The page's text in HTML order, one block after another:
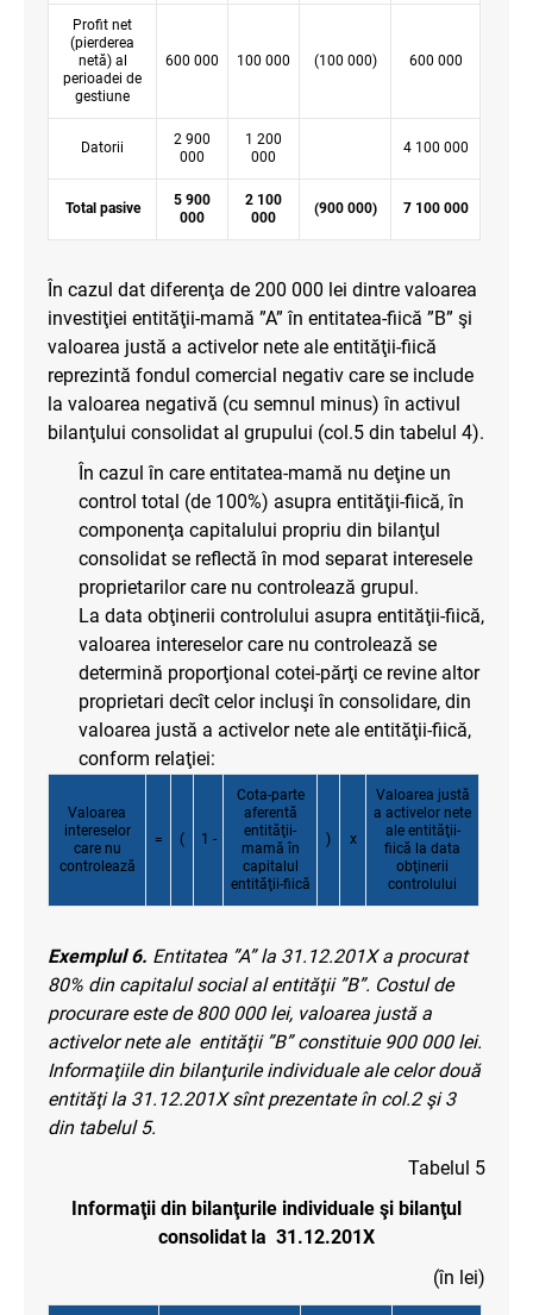
Profit net
(pierderea
netă) al
perioadei de
gestiune
600 000 100 000 (100 000) 600 000
Datorii
2 900
000
1 200
000
4 100 000
Total pasive
5 900
000
2 100
000
(900 000) 7 100 000
În cazul dat diferenţa de 200 000 lei dintre valoarea
investiţiei entităţii-mamă ”A” în entitatea-fiică ”B” şi
valoarea justă a activelor nete ale entităţii-fiică
reprezintă fondul comercial negativ care se include
la valoarea negativă (cu semnul minus) în activul
bilanţului consolidat al grupului (col.5 din tabelul 4).
În cazul în care entitatea-mamă nu deţine un
control total (de 100%) asupra entităţii-fiică, în
componenţa capitalului propriu din bilanţul
consolidat se reflectă în mod separat interesele
proprietarilor care nu controlează grupul.
La data obţinerii controlului asupra entităţii-fiică,
valoarea intereselor care nu controlează se
determină proporţional cotei-părţi ce revine altor
proprietari decît celor incluşi în consolidare, din
valoarea justă a activelor nete ale entităţii-fiică,
conform relaţiei:
Valoarea
intereselor
care nu
controlează
= ( 1 -
Cota-parte
aferentă
entităţii-
mamă în
capitalul
entităţii-fiică
) x
Valoarea justă
a activelor nete
ale entităţii-
fiică la data
obţinerii
controlului
Exemplul 6. Entitatea ”A” la 31.12.201X a procurat
80% din capitalul social al entităţii ”B”. Costul de
procurare este de 800 000 lei, valoarea justă a
activelor nete ale entităţii ”B” constituie 900 000 lei.
Informaţiile din bilanţurile individuale ale celor două
entităţi la 31.12.201X sînt prezentate în col.2 şi 3
din tabelul 5.
Tabelul 5
Informaţii din bilanţurile individuale şi bilanţul
consolidat la 31.12.201X
(în lei)